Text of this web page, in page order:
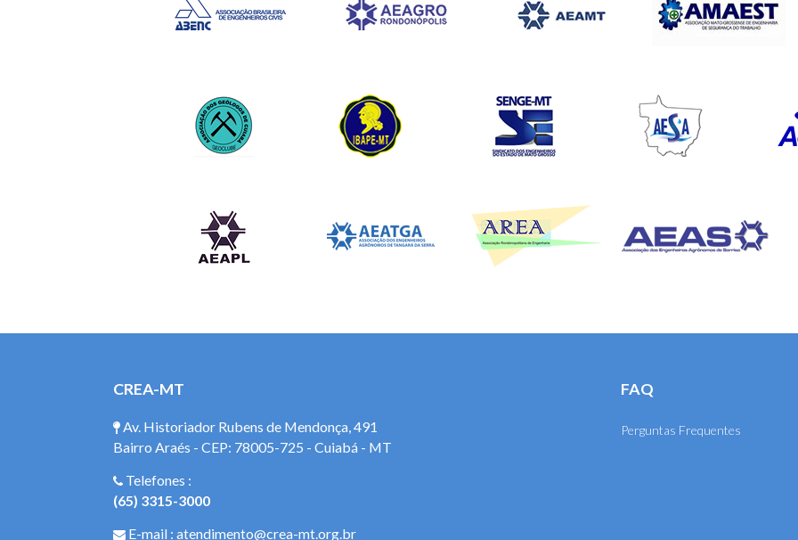
CREA-MT
Av. Historiador Rubens de Mendonça, 491
Bairro Araés - CEP: 78005-725 - Cuiabá - MT
Telefones :
(65) 3315-3000
E-mail : atendimento@crea-mt.org.br
FAQ
Perguntas Frequentes